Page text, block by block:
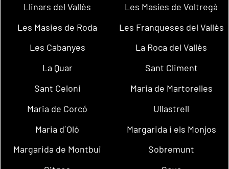
Llinars del Vallès
Les Masíes de Voltregà
Les Masies de Roda
Les Franqueses del Vallès
Les Cabanyes
La Roca del Vallès
La Quar
Sant Climent
Sant Celoni
Maria de Martorelles
Maria de Corcó
Ullastrell
Maria d´Oló
Margarida i els Monjos
Margarida de Montbui
Sobremunt